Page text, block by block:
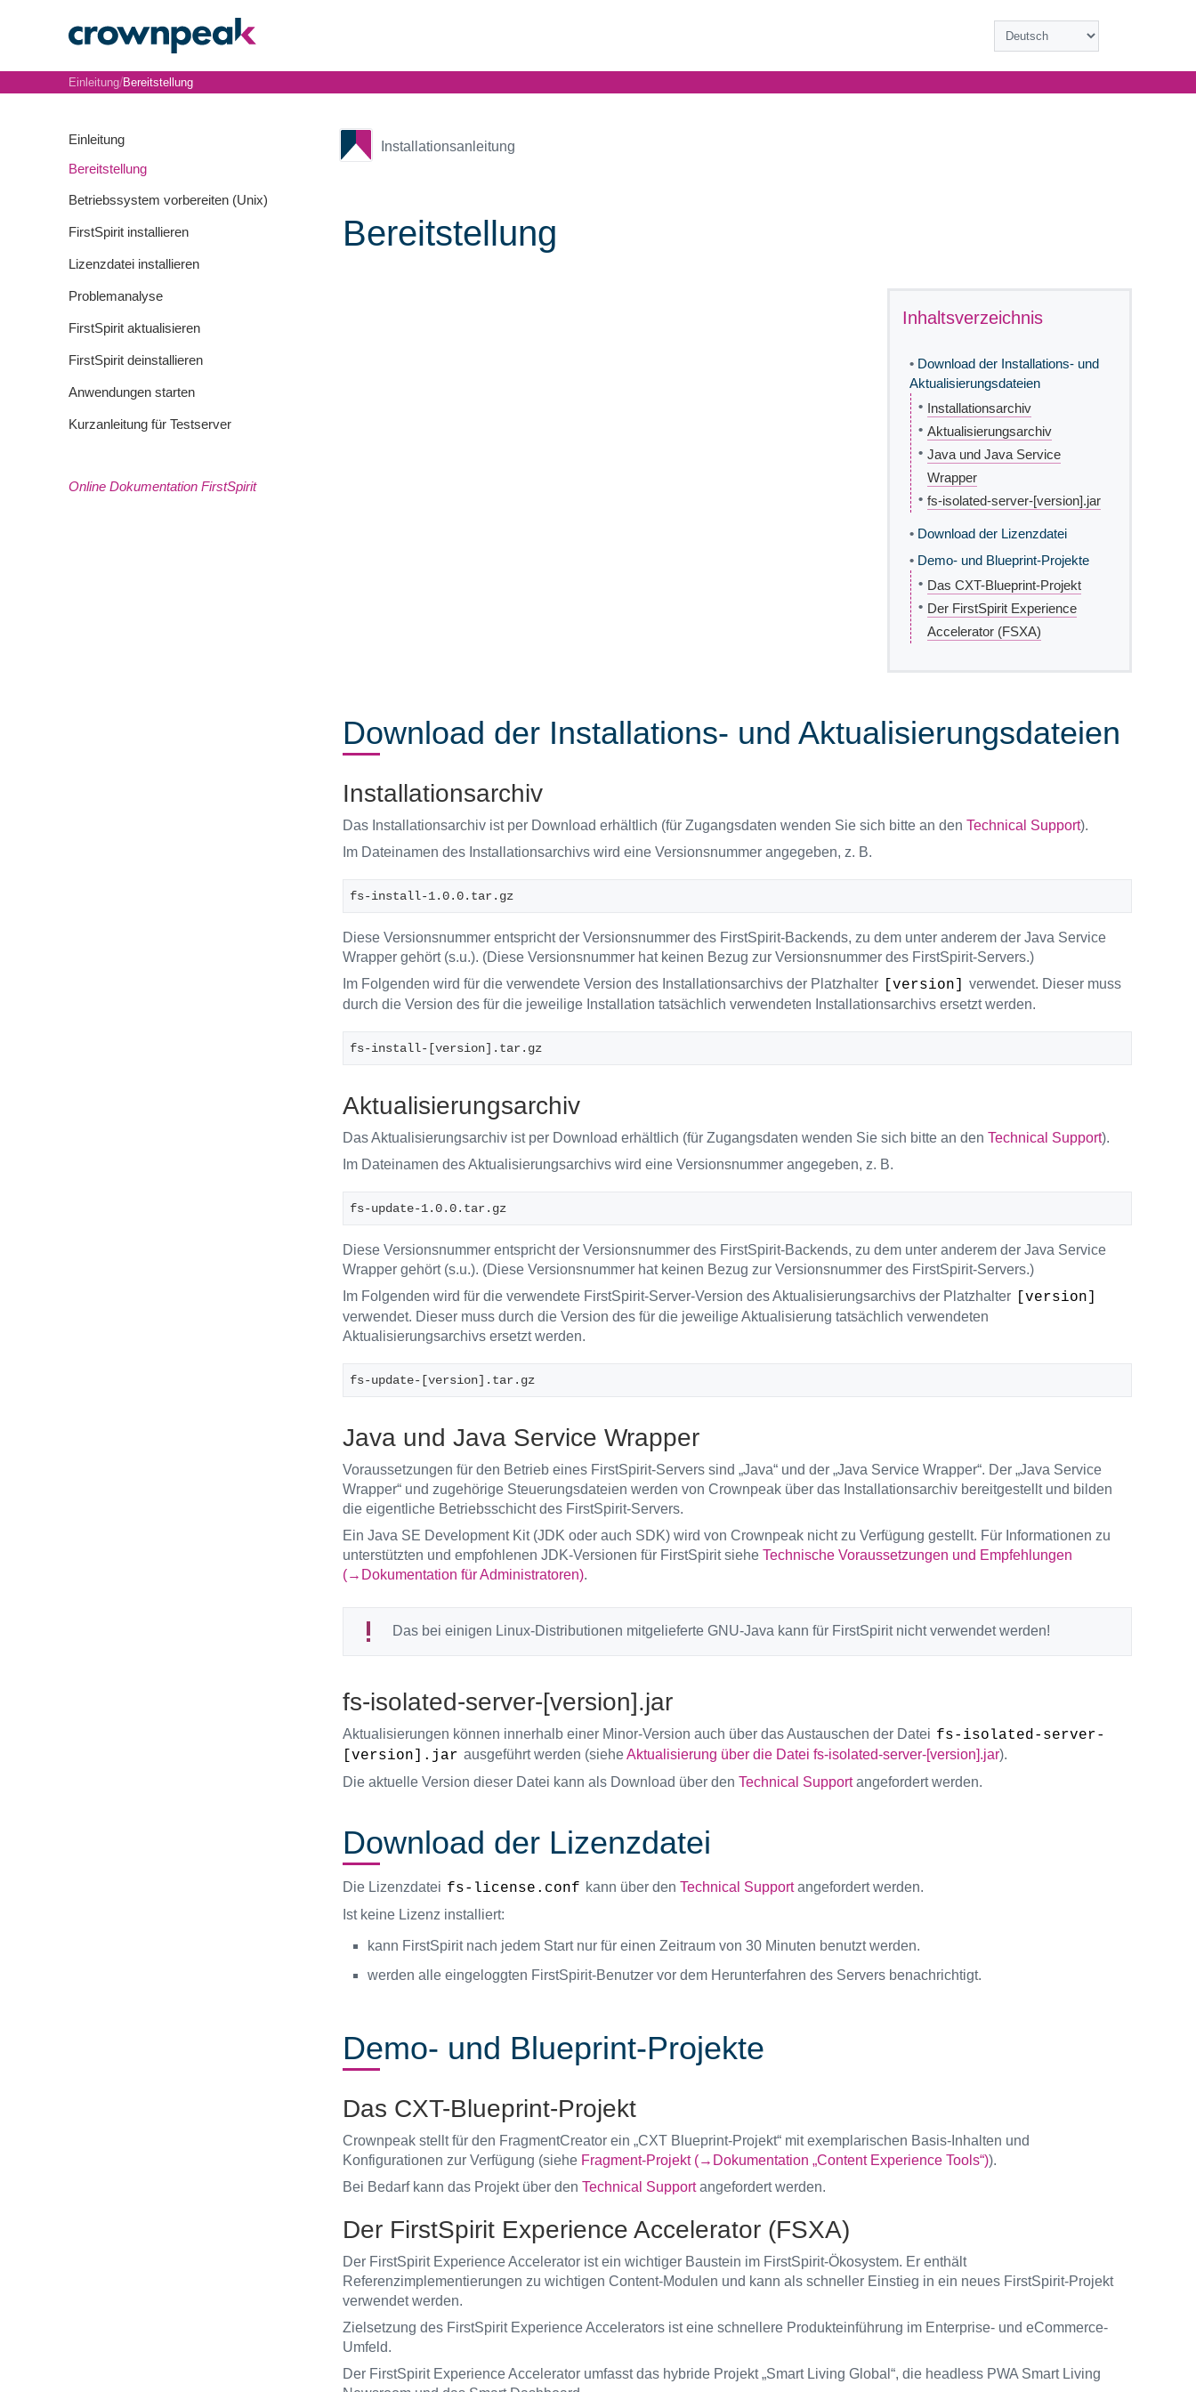
Einleitung
Bereitstellung
Betriebssystem vorbereiten (Unix)
FirstSpirit installieren
Lizenzdatei installieren
Problemanalyse
FirstSpirit aktualisieren
FirstSpirit deinstallieren
Anwendungen starten
Kurzanleitung für Testserver
Online Dokumentation FirstSpirit
Installationsanleitung
Einleitung/Bereitstellung
Bereitstellung
Inhaltsverzeichnis
• Download der Installations- und
Aktualisierungsdateien
• Installationsarchiv
• Aktualisierungsarchiv
• Java und Java Service
Wrapper
• fs-isolated-server-[version].jar
• Download der Lizenzdatei
• Demo- und Blueprint-Projekte
• Das CXT-Blueprint-Projekt
• Der FirstSpirit Experience
Accelerator (FSXA)
Download der Installations- und Aktualisierungsdateien
Installationsarchiv
Das Installationsarchiv ist per Download erhältlich (für Zugangsdaten wenden Sie sich bitte an den Technical Support).
Im Dateinamen des Installationsarchivs wird eine Versionsnummer angegeben, z. B.
fs-install-1.0.0.tar.gz
Diese Versionsnummer entspricht der Versionsnummer des FirstSpirit-Backends, zu dem unter anderem der Java Service
Wrapper gehört (s.u.). (Diese Versionsnummer hat keinen Bezug zur Versionsnummer des FirstSpirit-Servers.)
Im Folgenden wird für die verwendete Version des Installationsarchivs der Platzhalter
[version]
verwendet. Dieser muss
durch die Version des für die jeweilige Installation tatsächlich verwendeten Installationsarchivs ersetzt werden.
fs-install-[version].tar.gz
Aktualisierungsarchiv
Das Aktualisierungsarchiv ist per Download erhältlich (für Zugangsdaten wenden Sie sich bitte an den Technical Support).
Im Dateinamen des Aktualisierungsarchivs wird eine Versionsnummer angegeben, z. B.
fs-update-1.0.0.tar.gz
Diese Versionsnummer entspricht der Versionsnummer des FirstSpirit-Backends, zu dem unter anderem der Java Service
Wrapper gehört (s.u.). (Diese Versionsnummer hat keinen Bezug zur Versionsnummer des FirstSpirit-Servers.)
Im Folgenden wird für die verwendete FirstSpirit-Server-Version des Aktualisierungsarchivs der Platzhalter
[version]
verwendet. Dieser muss durch die Version des für die jeweilige Aktualisierung tatsächlich verwendeten
Aktualisierungsarchivs ersetzt werden.
fs-update-[version].tar.gz
Java und Java Service Wrapper
Voraussetzungen für den Betrieb eines FirstSpirit-Servers sind „Java“ und der „Java Service Wrapper“. Der „Java Service
Wrapper“ und zugehörige Steuerungsdateien werden von Crownpeak über das Installationsarchiv bereitgestellt und bilden
die eigentliche Betriebsschicht des FirstSpirit-Servers.
Ein Java SE Development Kit (JDK oder auch SDK) wird von Crownpeak nicht zu Verfügung gestellt. Für Informationen zu
unterstützten und empfohlenen JDK-Versionen für FirstSpirit siehe Technische Voraussetzungen und Empfehlungen
(→Dokumentation für Administratoren).
Das bei einigen Linux-Distributionen mitgelieferte GNU-Java kann für FirstSpirit nicht verwendet werden!
fs-isolated-server-[version].jar
Aktualisierungen können innerhalb einer Minor-Version auch über das Austauschen der Datei fs-isolated-server-
[version].jar ausgeführt werden (sieheAktualisierung über die Datei fs-isolated-server-[version].jar).
Die aktuelle Version dieser Datei kann als Download über den Technical Supportangefordert werden.
Download der Lizenzdatei
Die Lizenzdatei fs-license.conf kann über den Technical Supportangefordert werden.
Ist keine Lizenz installiert:
kann FirstSpirit nach jedem Start nur für einen Zeitraum von 30 Minuten benutzt werden.
werden alle eingeloggten FirstSpirit-Benutzer vor dem Herunterfahren des Servers benachrichtigt.
Demo- und Blueprint-Projekte
Das CXT-Blueprint-Projekt
Crownpeak stellt für den FragmentCreator ein „CXT Blueprint-Projekt“ mit exemplarischen Basis-Inhalten und
Konfigurationen zur Verfügung (siehe Fragment-Projekt (→Dokumentation „Content Experience Tools“)).
Bei Bedarf kann das Projekt über den Technical Supportangefordert werden.
Der FirstSpirit Experience Accelerator (FSXA)
Der FirstSpirit Experience Accelerator ist ein wichtiger Baustein im FirstSpirit-Ökosystem. Er enthält
Referenzimplementierungen zu wichtigen Content-Modulen und kann als schneller Einstieg in ein neues FirstSpirit-Projekt
verwendet werden.
Zielsetzung des FirstSpirit Experience Accelerators ist eine schnellere Produkteinführung im Enterprise- und eCommerce-
Umfeld.
Der FirstSpirit Experience Accelerator umfasst das hybride Projekt „Smart Living Global“, die headless PWA Smart Living